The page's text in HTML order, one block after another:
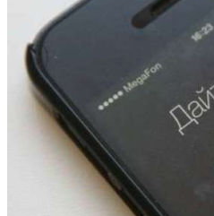
334 учреждения под
проверяют готовность
учебному году
13:47
Покушение на убийство в
напала на незнакомую